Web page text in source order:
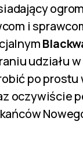
i
udziału
po
oczywiście